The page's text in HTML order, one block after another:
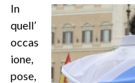
In
quell’
occas
ione,
pose,